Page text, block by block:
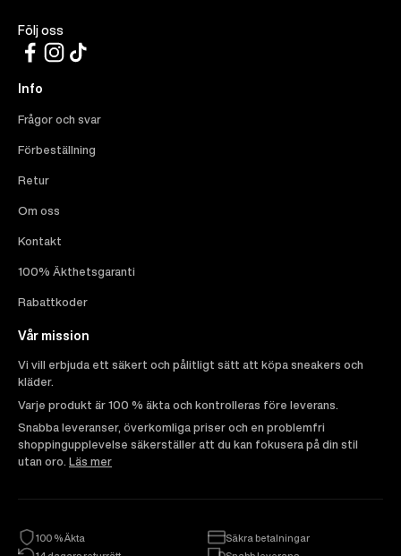
Följ oss
Info
Frågor och svar
Förbeställning
Retur
Om oss
Kontakt
100% Äkthetsgaranti
Rabattkoder
Vår mission
Vi vill erbjuda ett säkert och pålitligt sätt att köpa sneakers och
kläder.
Varje produkt är 100 % äkta och kontrolleras före leverans.
Snabba leveranser, överkomliga priser och en problemfri
shoppingupplevelse säkerställer att du kan fokusera på din stil
utan oro. Läs mer
100 % Äkta
Säkra betalningar